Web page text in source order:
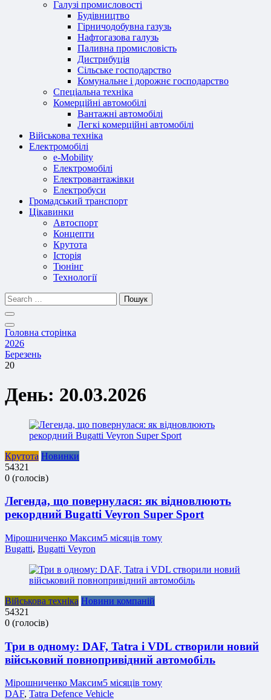
Галузі промисловості
Будівництво
Гірничодобувна газузь
Нафтогазова галузь
Паливна промисловість
Дистрибуція
Сільське господарство
Комунальне і дорожнє господарство
Спеціальна техніка
Комерційні автомобілі
Вантажні автомобілі
Легкі комерційні автомобілі
Військова техніка
Електромобілі
e-Mobility
Електромобілі
Електровантажівки
Електробуси
Громадський транспорт
Цікавинки
Автоспорт
Концепти
Крутота
Історія
Тюнінг
Технології
Пошук
Головна сторінка
2026
Березень
20
День: 20.03.2026
Крутота Новинки
54321
0 (голосів)
Легенда, що повернулася: як відновлюють
рекордний Bugatti Veyron Super Sport
Мірошниченко Максим5 місяців тому
Bugatti, Bugatti Veyron
Військова техніка Новини компаній
54321
0 (голосів)
Три в одному: DAF, Tatra і VDL створили новий
військовий повнопривідний автомобіль
Мірошниченко Максим5 місяців тому
DAF, Tatra Defence Vehicle